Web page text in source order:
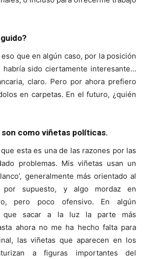
que en algún caso, por la posición
habría sido ciertamente interesante…
claro. Pero por ahora prefiero
en carpetas. En el futuro, ¿quién
son como viñetas políticas.
esta es una de las razones por las
problemas. Mis viñetas usan un
generalmente más orientado al
por supuesto, y algo mordaz en
pero poco ofensivo. En algún
que sacar a la luz la parte más
ahora no me ha hecho falta para
las viñetas que aparecen en los
a figuras importantes del